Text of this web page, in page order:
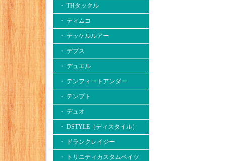
・ THタックル
・ ティムコ
・ テッケルルアー
・ デプス
・ デュエル
・ テンフィートアンダー
・ テンプト
・ デュオ
・ DSTYLE（ディスタイル）
・ ドランクレイジー
・ トリニティカスタムベイツ